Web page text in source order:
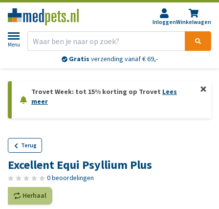
InloggenWinkelwagen
Menu
Gratis verzending vanaf € 69,-
Trovet Week: tot 15% korting op Trovet Lees
meer
Terug
Excellent Equi Psyllium Plus
0 beoordelingen
Herhaal